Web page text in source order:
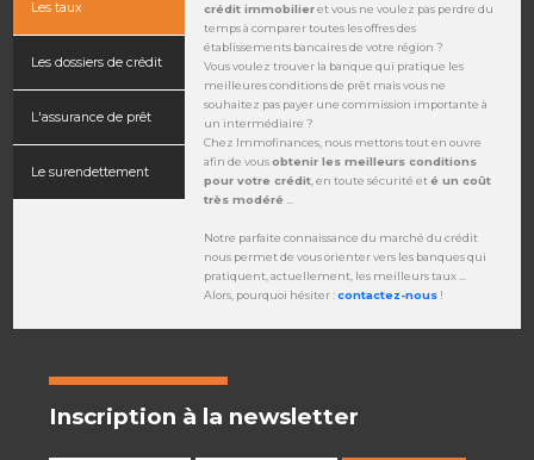
Les taux
Les dossiers de crédit
L'assurance de prêt
Le surendettement
crédit immobilieret vous ne voulez pas perdre du
temps à comparer toutes les offres des
établissements bancaires de votre région ?
Vous voulez trouver la banque qui pratique les
meilleures conditions de prêt mais vous ne
souhaitez pas payer une commission importante à
un intermédiaire ?
Chez Immofinances, nous mettons tout en ouvre
afin de vousobtenir les meilleurs conditions
pour votre crédit, en toute sécurité eté un coût
très modéré ...
Notre parfaite connaissance du marché du crédit
nous permet de vous orienter vers les banques qui
pratiquent, actuellement, les meilleurs taux ...
Alors, pourquoi hésiter :contactez-nous!
Inscription à la newsletter